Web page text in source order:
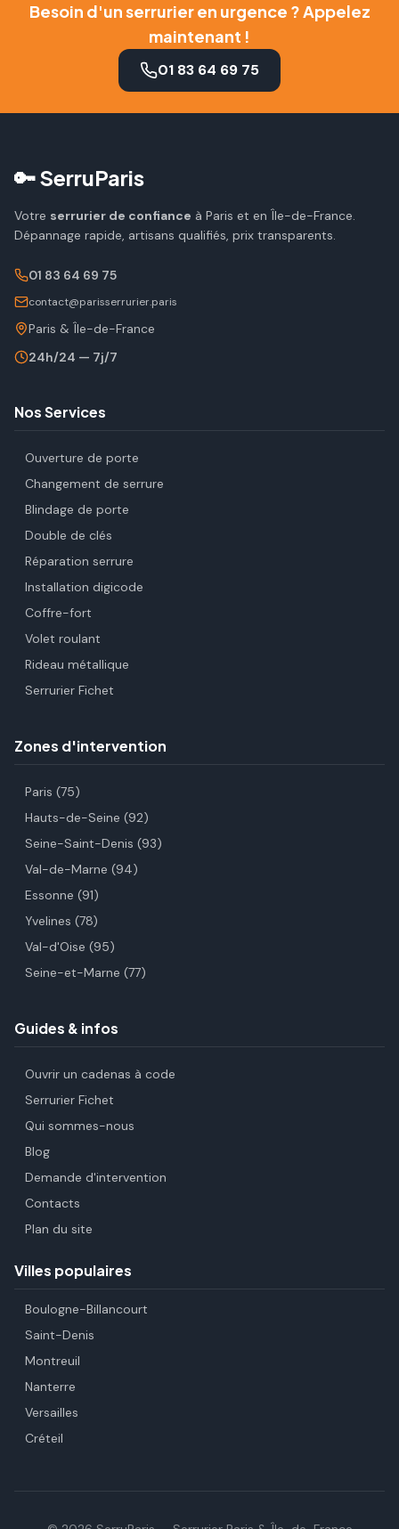
Besoin d'un serrurier en urgence ? Appelez
maintenant !
01 83 64 69 75
🔑 SerruParis
Votre serrurier de confiance à Paris et en Île-de-France.
Dépannage rapide, artisans qualifiés, prix transparents.
01 83 64 69 75
contact@parisserrurier.paris
Paris & Île-de-France
24h/24 — 7j/7
Nos Services
Ouverture de porte
Changement de serrure
Blindage de porte
Double de clés
Réparation serrure
Installation digicode
Coffre-fort
Volet roulant
Rideau métallique
Serrurier Fichet
Zones d'intervention
Paris (75)
Hauts-de-Seine (92)
Seine-Saint-Denis (93)
Val-de-Marne (94)
Essonne (91)
Yvelines (78)
Val-d'Oise (95)
Seine-et-Marne (77)
Guides & infos
Ouvrir un cadenas à code
Serrurier Fichet
Qui sommes-nous
Blog
Demande d'intervention
Contacts
Plan du site
Villes populaires
Boulogne-Billancourt
Saint-Denis
Montreuil
Nanterre
Versailles
Créteil